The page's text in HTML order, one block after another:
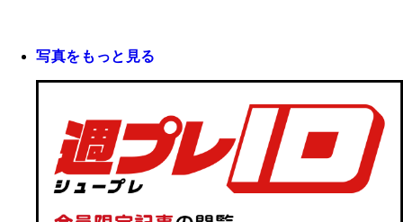
写真をもっと見る